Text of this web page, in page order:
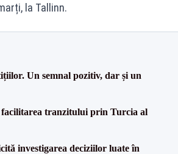
la Tallinn.
Un semnal pozitiv, dar și un
tranzitului prin Turcia al
investigarea deciziilor luate în